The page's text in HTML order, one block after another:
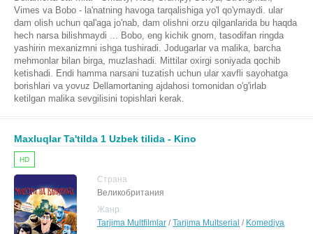
Vimes va Bobo - la'natning havoga tarqalishiga yo'l qo'ymaydi. ular
dam olish uchun qal'aga jo'nab, dam olishni orzu qilganlarida bu haqda
hech narsa bilishmaydi ... Bobo, eng kichik gnom, tasodifan ringda
yashirin mexanizmni ishga tushiradi. Jodugarlar va malika, barcha
mehmonlar bilan birga, muzlashadi. Mittilar oxirgi soniyada qochib
ketishadi. Endi hamma narsani tuzatish uchun ular xavfli sayohatga
borishlari va yovuz Dellamortaning ajdahosi tomonidan o'g'irlab
ketilgan malika sevgilisini topishlari kerak.
Maxluqlar Ta'tilda 1 Uzbek tilida - Kino
HD
Страна
Великобритания
Жанр
Tarjima Multfilmlar /Tarjima Multserial / Komediya